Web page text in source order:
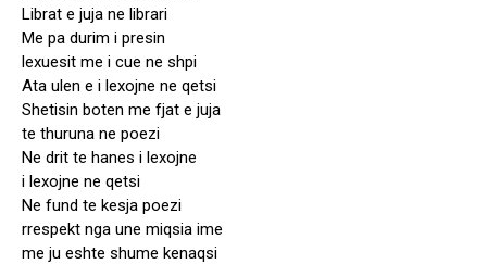
Librat e juja ne librari
Me pa durim i presin
lexuesit me i cue ne shpi
Ata ulen e i lexojne ne qetsi
Shetisin boten me fjat e juja
te thuruna ne poezi
Ne drit te hanes i lexojne
i lexojne ne qetsi
Ne fund te kesja poezi
rrespekt nga une miqsia ime
me ju eshte shume kenaqsi